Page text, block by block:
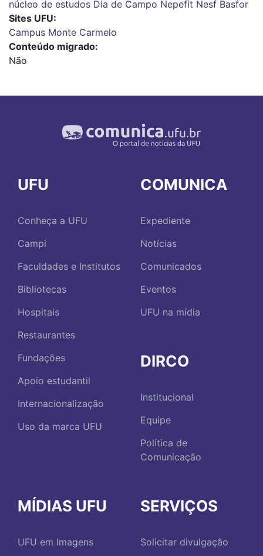
núcleo de estudos Dia de Campo Nepefit Nesf Basfor
Sites UFU
Campus Monte Carmelo
Conteúdo migrado
Não
UFU
Conheça a UFU
Campi
Faculdades e Institutos
Bibliotecas
Hospitais
Restaurantes
Fundações
Apoio estudantil
Internacionalização
Uso da marca UFU
COMUNICA
Expediente
Notícias
Comunicados
Eventos
UFU na mídia
DIRCO
Institucional
Equipe
Política de
Comunicação
MÍDIAS UFU
UFU em Imagens
SERVIÇOS
Solicitar divulgação